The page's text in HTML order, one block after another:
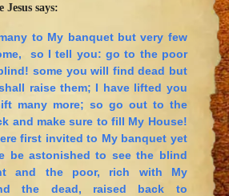
Jesus says:
to My banquet but very few
so I tell you: go to the poor
some you will find dead but
raise them; I have lifted you
many more; so go out to the
and make sure to fill My House!
first invited to My banquet yet
be astonished to see the blind
and the poor, rich with My
the dead, raised back to